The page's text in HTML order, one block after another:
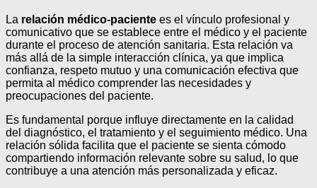
La relación médico-paciente es el vínculo profesional y
comunicativo que se establece entre el médico y el paciente
durante el proceso de atención sanitaria. Esta relación va
más allá de la simple interacción clínica, ya que implica
confianza, respeto mutuo y una comunicación efectiva que
permita al médico comprender las necesidades y
preocupaciones del paciente.
Es fundamental porque influye directamente en la calidad
del diagnóstico, el tratamiento y el seguimiento médico. Una
relación sólida facilita que el paciente se sienta cómodo
compartiendo información relevante sobre su salud, lo que
contribuye a una atención más personalizada y eficaz.